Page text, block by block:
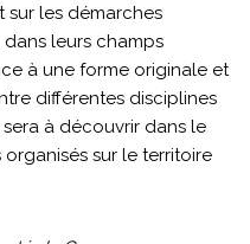
sur les démarches
leurs champs
à une forme originale et
différentes disciplines
à découvrir dans le
sur le territoire